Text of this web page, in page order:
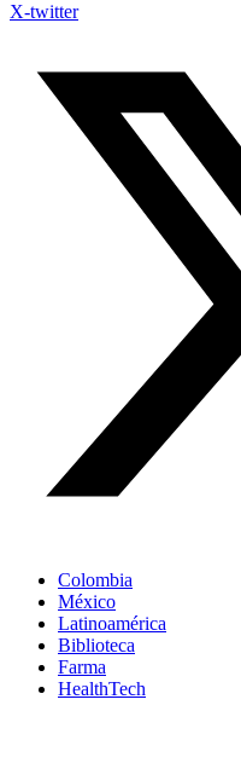
X-twitter
Colombia
México
Latinoamérica
Biblioteca
Farma
HealthTech